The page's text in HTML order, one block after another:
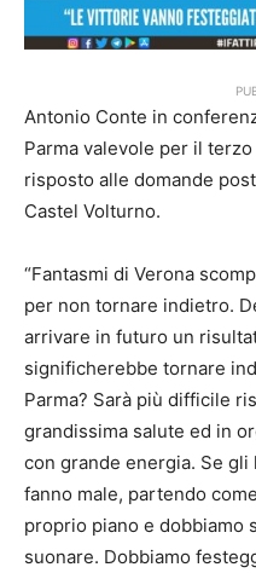
Antonio Conte in
Parma valevole per il
risposto alle domande
Castel Volturno.
“Fantasmi di Verona
per non tornare indietro.
arrivare in futuro un
significherebbe tornare
Parma? Sarà più difficile
grandissima salute ed in
con grande energia. Se
fanno male, partendo
proprio piano e dobbiamo
suonare. Dobbiamo